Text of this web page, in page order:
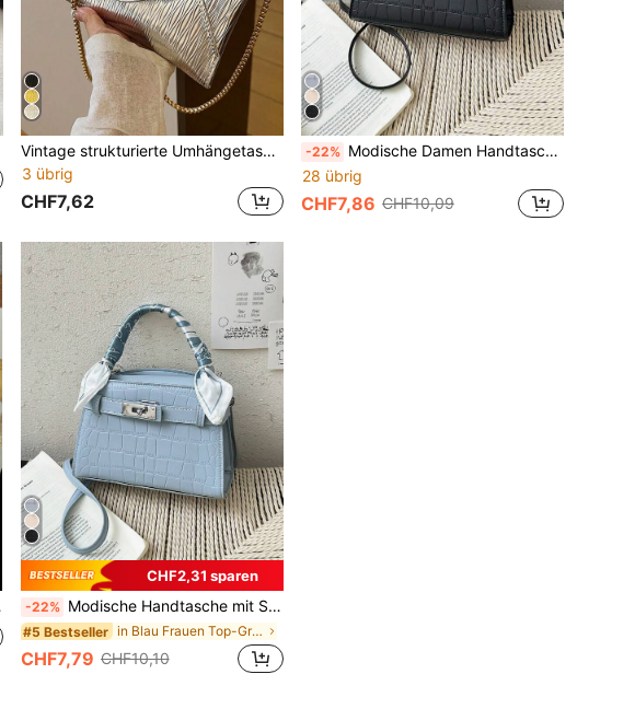
Vintage strukturierte Umhängetasche mit Klappe
3 übrig
CHF7,62
-22% Modische Damen Handtasche mit Schal, klassische Krokodil-geprägte Schulter Umhängetasche
28 übrig
CHF7,86 CHF10,09
CHF2,31 sparen
-22% Modische Handtasche mit Schal, klassische Krokodilmuster Schulter Umhängetasche
#5 Bestseller in Blau Frauen Top-Griff-Taschen
CHF7,79 CHF10,10